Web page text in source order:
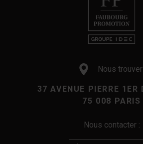
Nous trouver
37 AVENUE PIERRE 1ER
75 008 PARIS
Nous contacter :